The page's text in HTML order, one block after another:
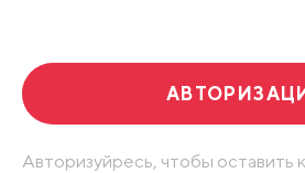
Авторизуйресь, чтобы оставить